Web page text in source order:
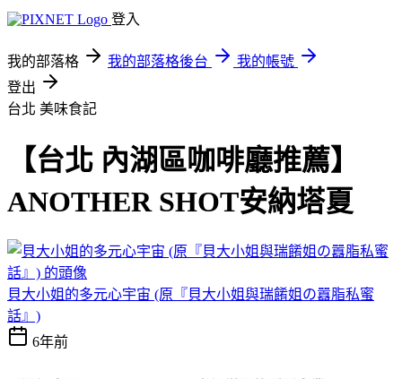
登入
我的部落格 我的部落格後台
我的帳號
登出
台北 美味食記
【台北 內湖區咖啡廳推薦】
ANOTHER SHOT安納塔夏
貝大小姐的多元心宇宙 (原『貝大小姐與瑞餚姐の囂脂私蜜
話』)
6年前